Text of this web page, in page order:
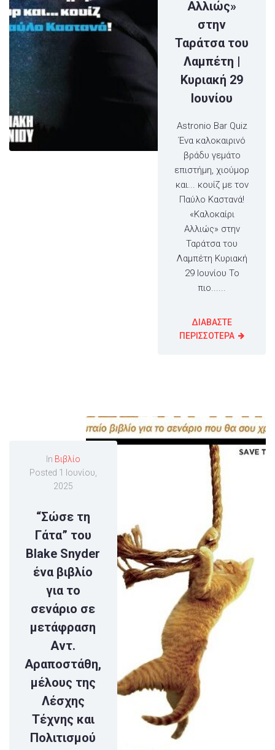
Αλλιώς»
στην
Ταράτσα του
Λαμπέτη |
Κυριακή 29
Ιουνίου
Astronio Bar Quiz
Ένα καλοκαιρινό
βράδυ γεμάτο
επιστήμη, χιούμορ
και... κουίζ με τον
Παύλο Καστανά!
«Καλοκαίρι
Αλλιώς» στην
Ταράτσα του
Λαμπέτη Κυριακή
29 Ιουνίου Το
πιο......
ΔΙΑΒΑΣΤΕ
ΠΕΡΙΣΣΟΤΕΡΑ
In Βιβλίο
Posted 1 Ιουνίου,
2025
“Σώσε τη
Γάτα” του
Blake Snyder
ένα βιβλίο
για το
σενάριο σε
μετάφραση
Αντ.
Αραποστάθη,
μέλους της
Λέσχης
Τέχνης και
Πολιτισμού